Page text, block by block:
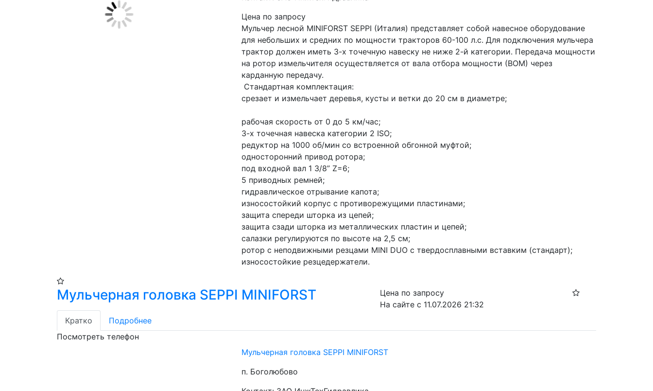
Цена по запросу
Мульчер лесной MINIFORST SEPPI (Италия) представляет собой навесное оборудование
для небольших и средних по мощности тракторов 60-100 л.с. Для подключения мульчера
трактор должен иметь 3-х точечную навеску не ниже 2-й категории. Передача мощности
на ротор измельчителя осуществляется от вала отбора мощности (ВОМ) через
карданную передачу.
Стандартная комплектация:
срезает и измельчает деревья, кусты и ветки до 20 см в диаметре;
рабочая скорость от 0 до 5 км/час;
3-х точечная навеска категории 2 ISO;
редуктор на 1000 об/мин со встроенной обгонной муфтой;
односторонний привод ротора;
под входной вал 1 3/8” Z=6;
5 приводных ремней;
гидравлическое отрывание капота;
износостойкий корпус с противорежущими пластинами;
защита спереди шторка из цепей;
защита сзади шторка из металлических пластин и цепей;
салазки регулируются по высоте на 2,5 см;
ротор с неподвижными резцами MINI DUO с твердосплавными вставким (стандарт);
износостойкие резцедержатели.
Мульчерная головка SEPPI MINIFORST
Цена по запросу
На сайте с 11.07.2026 21:32
Кратко
Подробнее
Посмотреть телефон
Мульчерная головка SEPPI MINIFORST
п. Боголюбово